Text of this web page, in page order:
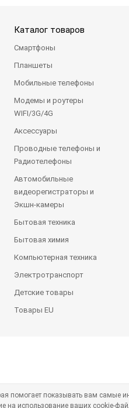
Каталог товаров
Смартфоны
Планшеты
Мобильные телефоны
Модемы и роутеры
WIFI/3G/4G
Аксессуары
Проводные телефоны и
Радиотелефоны
Автомобильные
видеорегистраторы и
Экшн-камеры
Бытовая техника
Бытовая химия
Компьютерная техника
Электротранспорт
Детские товары
Товары EU
помогает показывать вам
на использование ваших cookie-